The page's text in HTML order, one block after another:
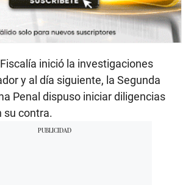
inició la investigaciones
y al día siguiente, la Segunda
Penal dispuso iniciar diligencias
su contra.